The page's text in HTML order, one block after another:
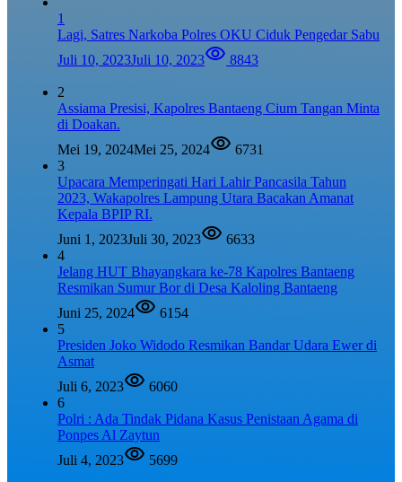
1
Lagi, Satres Narkoba Polres OKU Ciduk Pengedar Sabu
Juli 10, 2023Juli 10, 2023 8843
2
Assiama Presisi, Kapolres Bantaeng Cium Tangan Minta
di Doakan.
Mei 19, 2024Mei 25, 2024
6731
3
Upacara Memperingati Hari Lahir Pancasila Tahun
2023, Wakapolres Lampung Utara Bacakan Amanat
Kepala BPIP RI.
Juni 1, 2023Juli 30, 2023
6633
4
Jelang HUT Bhayangkara ke-78 Kapolres Bantaeng
Resmikan Sumur Bor di Desa Kaloling Bantaeng
Juni 25, 2024
6154
5
Presiden Joko Widodo Resmikan Bandar Udara Ewer di
Asmat
Juli 6, 2023
6060
6
Polri : Ada Tindak Pidana Kasus Penistaan Agama di
Ponpes Al Zaytun
Juli 4, 2023
5699